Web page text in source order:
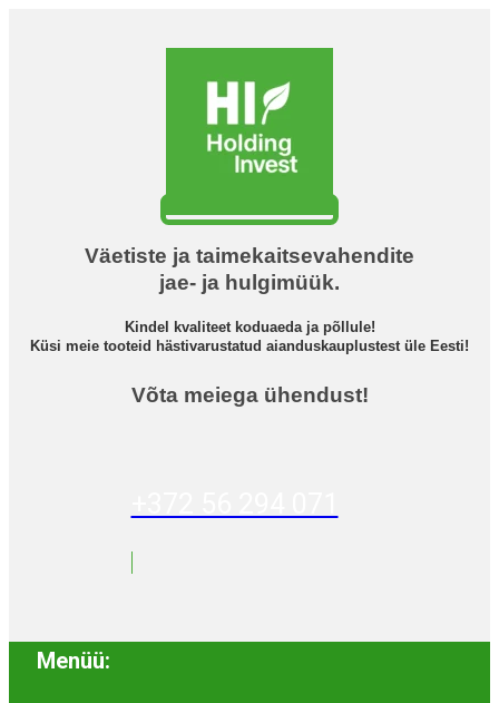
Väetiste ja taimekaitsevahendite
jae- ja hulgimüük.
Kindel kvaliteet koduaeda ja põllule!
Küsi meie tooteid hästivarustatud aianduskauplustest üle Eesti!
Võta meiega ühendust!
Menüü: